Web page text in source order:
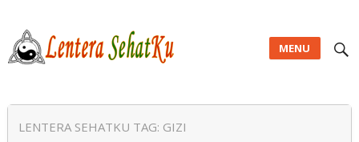
MENU
LENTERA SEHATKU TAG: GIZI